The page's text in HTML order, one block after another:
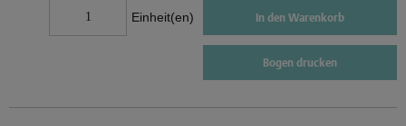
Einheit(en) In den Warenkorb
Bogen drucken